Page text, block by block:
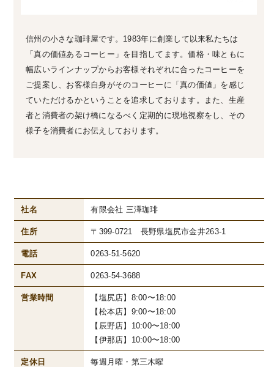
信州の小さな珈琲屋です。1983年に創業して以来私たちは
「真の価値あるコーヒー」を目指してます。価格・味ともに
幅広いラインナップからお客様それぞれに合ったコーヒーを
ご提案し、お客様自身がそのコーヒーに「真の価値」を感じ
ていただけるかということを追求しております。また、生産
者と消費者の架け橋になるべく定期的に現地視察をし、その
様子を消費者にお伝えしております。
社名 有限会社 三澤珈琲
住所 〒399-0721 長野県塩尻市金井263‐1
電話 0263-51-5620
FAX 0263-54-3688
営業時間
【塩尻店】8:00〜18:00
【松本店】9:00〜18:00
【辰野店】10:00〜18:00
【伊那店】10:00〜18:00
定休日 毎週月曜・第三木曜